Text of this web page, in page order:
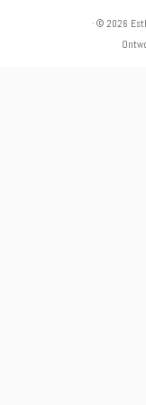
· © 2026